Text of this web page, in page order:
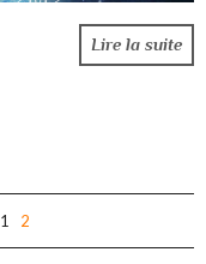
Lire la suite
1 2